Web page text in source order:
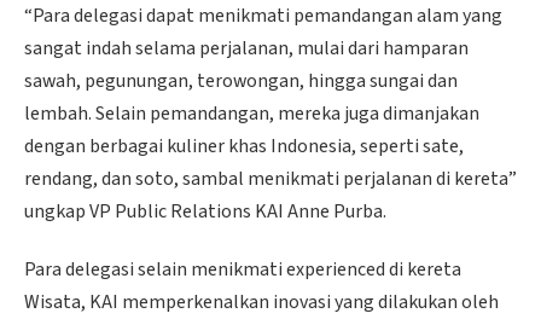
“Para delegasi dapat menikmati pemandangan alam yang
sangat indah selama perjalanan, mulai dari hamparan
sawah, pegunungan, terowongan, hingga sungai dan
lembah. Selain pemandangan, mereka juga dimanjakan
dengan berbagai kuliner khas Indonesia, seperti sate,
rendang, dan soto, sambal menikmati perjalanan di kereta”
ungkap VP Public Relations KAI Anne Purba.
Para delegasi selain menikmati experienced di kereta
Wisata, KAI memperkenalkan inovasi yang dilakukan oleh